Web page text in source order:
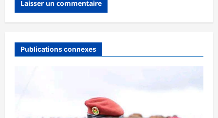
Publications connexes